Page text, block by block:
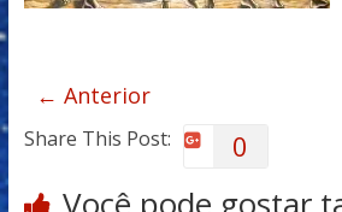
← Anterior
Share This Post: 0